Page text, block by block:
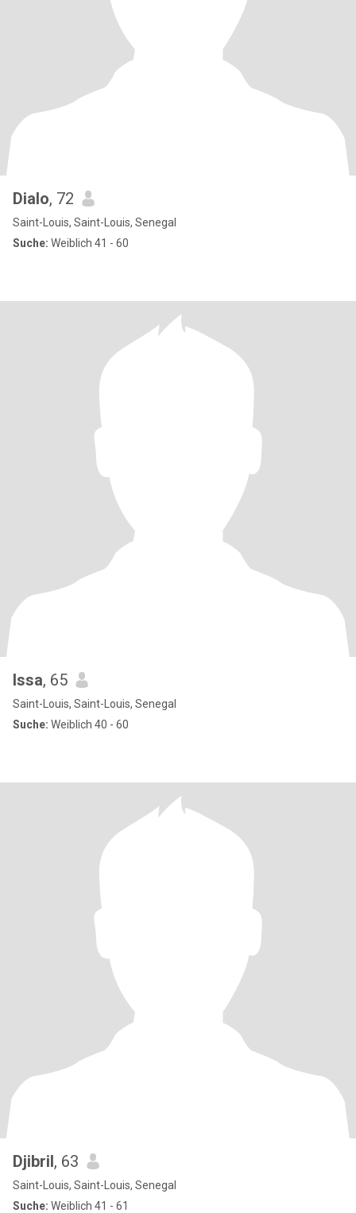
Dialo, 72
Saint-Louis, Saint-Louis, Senegal
Suche: Weiblich 41 - 60
Issa, 65
Saint-Louis, Saint-Louis, Senegal
Suche: Weiblich 40 - 60
Djibril, 63
Saint-Louis, Saint-Louis, Senegal
Suche: Weiblich 41 - 61